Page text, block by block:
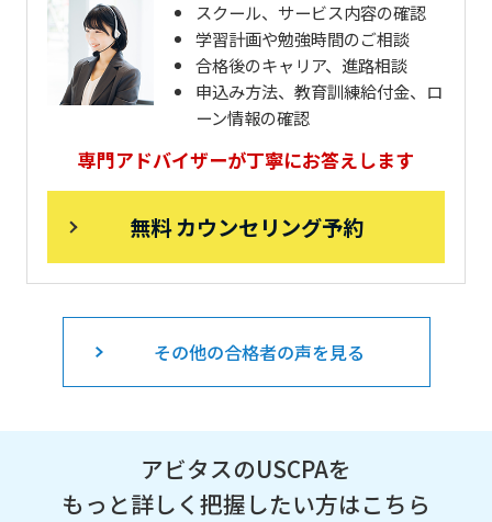
スクール、サービス内容の確認
学習計画や勉強時間のご相談
合格後のキャリア、進路相談
申込み方法、教育訓練給付金、ロ
ーン情報の確認
専門アドバイザーが丁寧にお答えします
無料 カウンセリング予約
その他の合格者の声を見る
アビタスのUSCPAを
もっと詳しく把握したい方はこちら